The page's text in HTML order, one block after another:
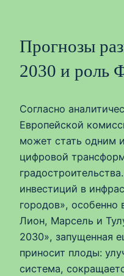
Прогнозы
2030 и роль
Согласно
Европейской
может стать одним
цифровой
инвестиций в
городов», особенно
Лион, Марсель и
2030», запущенная
приносит плоды:
система,